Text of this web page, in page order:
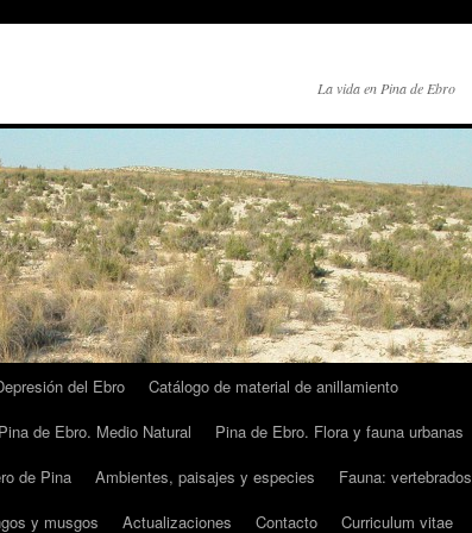
La vida en Pina de Ebro
del Ebro
Catálogo de material de anillamiento
Pina de Ebro. Medio Natural
Pina de Ebro. Flora y fauna urbanas
de Pina Ambientes, paisajes y especies
Fauna: vertebrados
y musgos Actualizaciones Contacto Curriculum vitae